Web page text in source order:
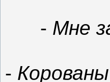
- Мне
-